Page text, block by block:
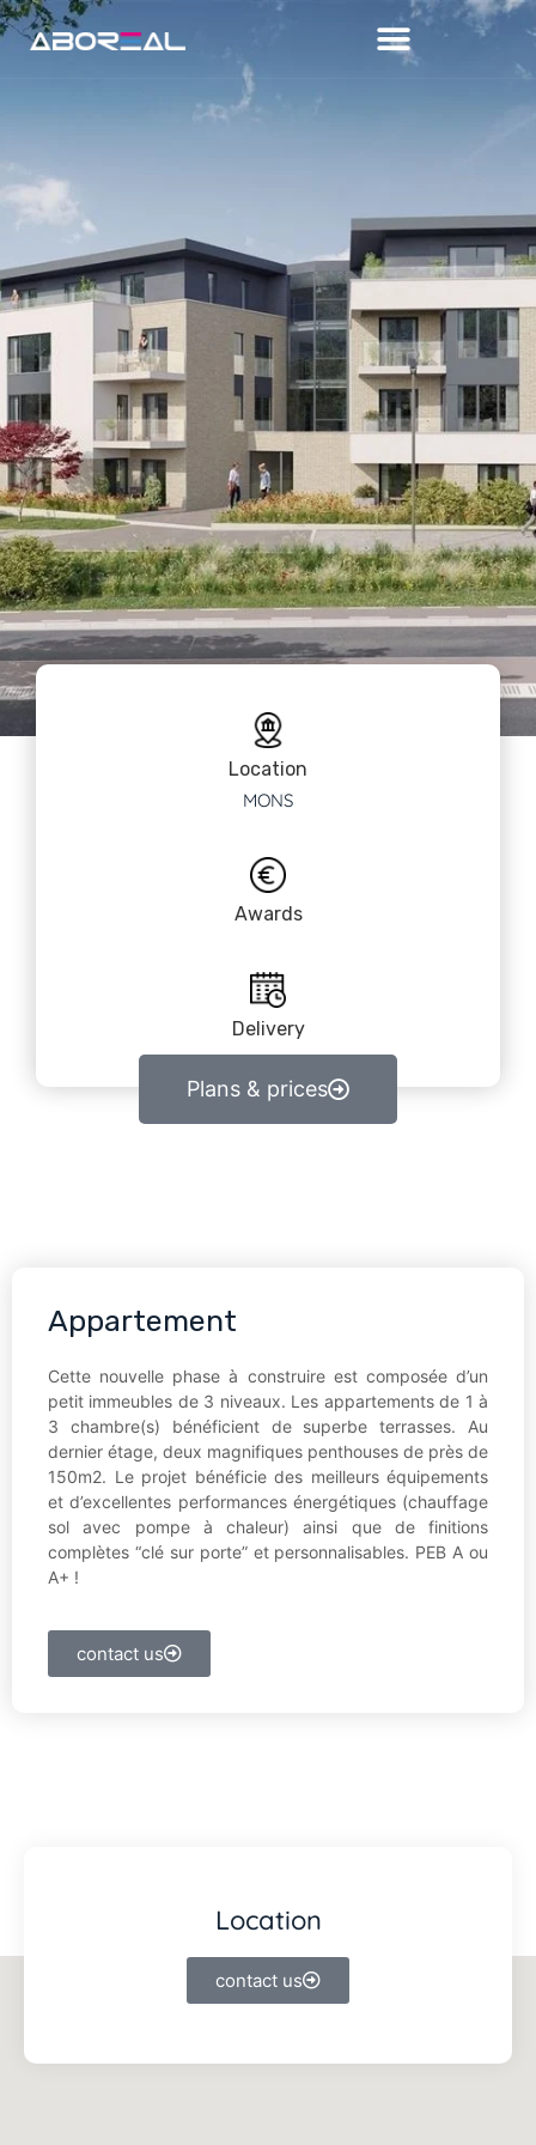
Location
MONS
Awards
Delivery
Plans & prices
Appartement
Cette nouvelle phase à construire est composée d’un
petit immeubles de 3 niveaux. Les appartements de 1 à
3 chambre(s) bénéficient de superbe terrasses. Au
dernier étage, deux magnifiques penthouses de près de
150m2. Le projet bénéficie des meilleurs équipements
et d’excellentes performances énergétiques (chauffage
sol avec pompe à chaleur) ainsi que de finitions
complètes “clé sur porte” et personnalisables. PEB A ou
A+ !
contact us
Location
contact us